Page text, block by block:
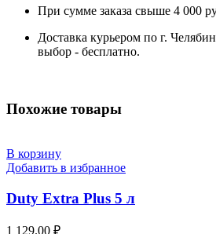
При сумме заказа свыше 4 000
Доставка курьером по г.
выбор - бесплатно.
Похожие товары
В корзину
Добавить в избранное
Duty Extra Plus 5 л
1 129.00 ₽